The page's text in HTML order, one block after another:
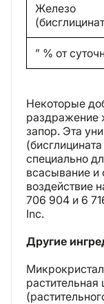
Железо
” % от
Некоторые
раздражение
запор. Эта
специально
всасывание и
воздействие
706 904 и 6
Inc.
Другие
растительная